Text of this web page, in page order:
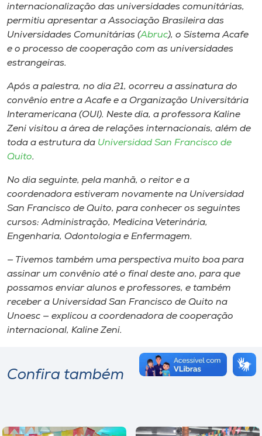
internacionalização das universidades comunitárias,
permitiu apresentar a Associação Brasileira das
Universidades Comunitárias (Abruc), o Sistema Acafe
e o processo de cooperação com as universidades
estrangeiras.
Após a palestra, no dia 21, ocorreu a assinatura do
convênio entre a Acafe e a Organização Universitária
Interamericana (OUI). Neste dia, a professora Kaline
Zeni visitou a área de relações internacionais, além de
toda a estrutura da Universidad San Francisco de
Quito.
No dia seguinte, pela manhã, o reitor e a
coordenadora estiveram novamente na Universidad
San Francisco de Quito, para conhecer os seguintes
cursos: Administração, Medicina Veterinária,
Engenharia, Odontologia e Enfermagem.
— Tivemos também uma perspectiva muito boa para
assinar um convênio até o final deste ano, para que
possamos enviar alunos e professores, e também
receber a Universidad San Francisco de Quito na
Unoesc — explicou a coordenadora de cooperação
internacional, Kaline Zeni.
Confira também